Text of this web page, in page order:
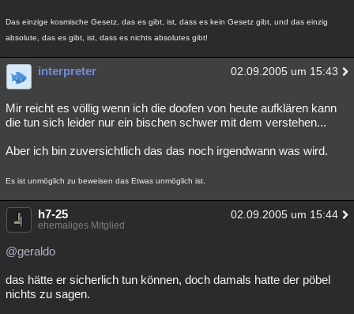
Das einzige kosmische Gesetz, das es gibt, ist, dass es kein Gesetz gibt, und das einzig
absolute, das es gibt, ist, dass es nichts absolutes gibt!
interpreter 02.09.2005 um 15:43
Mir reicht es völlig wenn ich die doofen von heute aufklären kann
die tun sich leider nur ein bischen schwer mit dem verstehen...
Aber ich bin zuversichtlich das das noch irgendwann was wird.
Es ist unmöglich zu beweisen das Etwas unmöglich ist.
h7-25 02.09.2005 um 15:44
ehemaliges Mitglied
@geraldo
das hätte er sicherlich tun können, doch damals hatte der pöbel
nichts zu sagen.